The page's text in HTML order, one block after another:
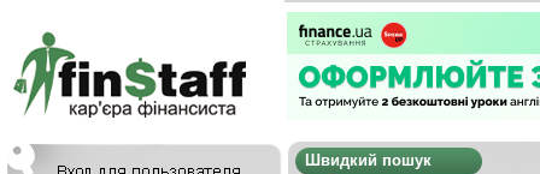
Швидкий